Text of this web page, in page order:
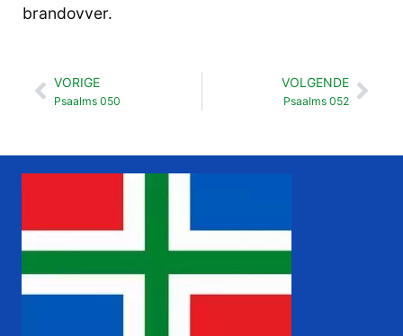
brandovver.
Vorige
VORIGE
Psaalms 050
VOLGENDE
Psaalms 052